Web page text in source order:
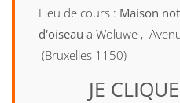
Lieu de cours : Maison
d'oiseau a Woluwe ,
(Bruxelles 1150)
JE